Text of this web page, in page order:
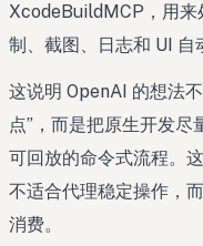
XcodeBuildMCP，用
制、截图、日志和 UI 自
这说明 OpenAI 的想法
点”，而是把原生开发尽
可回放的命令式流程。
不适合代理稳定操作，
消费。